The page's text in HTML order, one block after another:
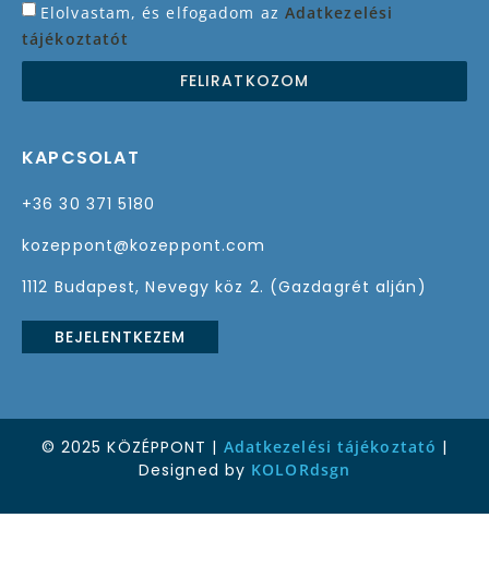
Elolvastam, és elfogadom az Adatkezelési
tájékoztatót
FELIRATKOZOM
KAPCSOLAT
+36 30 371 5180
kozeppont@kozeppont.com
1112 Budapest, Nevegy köz 2. (Gazdagrét alján)
BEJELENTKEZEM
© 2025 KÖZÉPPONT | Adatkezelési tájékoztató |
Designed by KOLORdsgn